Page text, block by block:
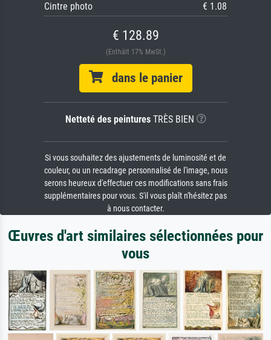
Cintre photo
€ 1.08
€ 128.89
(Enthält 17% MwSt.)
dans le panier
Netteté des peinturesTRÈS BIEN
Si vous souhaitez des ajustements de luminosité et de
couleur, ou un recadrage personnalisé de l'image, nous
serons heureux d'effectuer ces modifications sans frais
supplémentaires pour vous. S'il vous plaît n'hésitez pas
à nous contacter.
Œuvres d'art similaires sélectionnées pour
vous